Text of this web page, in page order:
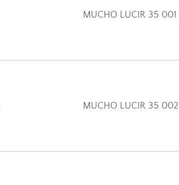
MUCHO LUCIR 35 001
MUCHO LUCIR 35 002